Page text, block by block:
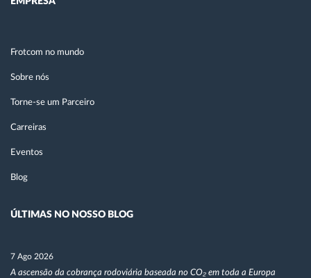
Frotcom no mundo
Sobre nós
Torne-se um Parceiro
Carreiras
Eventos
Blog
ÚLTIMAS NO NOSSO BLOG
7 Ago 2026
A ascensão da cobrança rodoviária baseada no CO₂ em toda a Europa